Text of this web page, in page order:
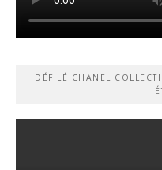
DÉFILÉ CHANEL